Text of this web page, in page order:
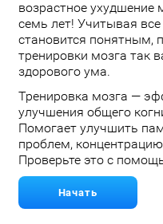
возрастное ухудшение
семь лет! Учитывая
становится понятным,
тренировки мозга так
здорового ума.
Тренировка мозга —
улучшения общего
Помогает улучшить
проблем,
Проверьте это с
Начать